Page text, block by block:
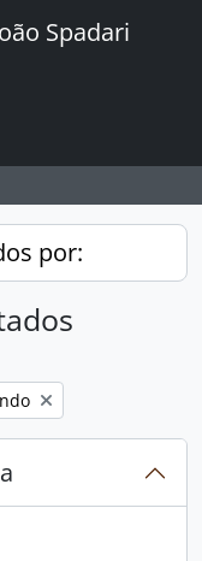
Spadari
por:
filtro: